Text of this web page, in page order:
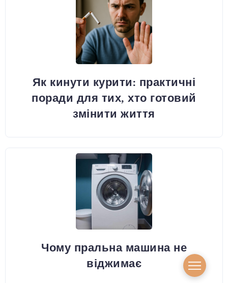
Як кинути курити: практичні
поради для тих, хто готовий
змінити життя
Чому пральна машина не
віджимає